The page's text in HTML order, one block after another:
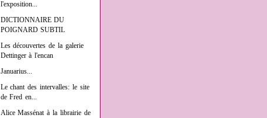
l'exposition...
DICTIONNAIRE DU
POIGNARD SUBTIL
Les découvertes de la galerie
Dettinger à l'encan
Januarius...
Le chant des intervalles: le site
de Fred en...
Alice Massénat à la librairie de